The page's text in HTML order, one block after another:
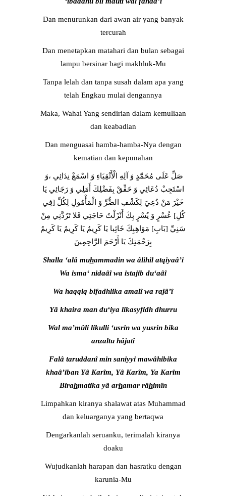
Dan menurunkan dari awan air yang banyak
tercurah
Dan menetapkan matahari dan bulan sebagai
lampu bersinar bagi makhluk-Mu
Tanpa lelah dan tanpa susah dalam apa yang
telah Engkau mulai dengannya
Maka, Wahai Yang sendirian dalam kemuliaan
dan keabadian
Dan menguasai hamba-hamba-Nya dengan
kematian dan kepunahan
اسْتَجِبْ دُعَائِي وَ حَقِّقْ بِفَضْلِكَ أَمَلِي وَ رَجَائِي يَا
خَيْرَ مَنْ دُعِيَ لِكَشْفِ الضُّرِّ وَ الْمَأْمُولِ لِكُلِّ [فِي
كُلِ‏] عُسْرٍ وَ يُسْرٍ بِكَ أَنْزَلْتُ حَاجَتِي فَلا تَرُدَّنِي مِنْ
سَنِيِّ [بَابِ‏] مَوَاهِبِكَ خَائِبا يَا كَرِيمُ يَا كَرِيمُ يَا كَرِيمُ
بِرَحْمَتِكَ يَا أَرْحَمَ الرَّاحِمِينَ
Shalla ‘alâ muhammadin wa âlihil atqiyaâ’i
Wa isma‘ nidaâî wa istajib du‘aâî
Wa haqqiq bifadhlika amalî wa rajâ’î
Yâ khaira man du‘iya likasyfidh dhurru
Wal ma’mûli likulli ‘usrin wa yusrin bika
anzaltu hâjatî
Falâ taruddanî min saniyyi mawâhibika
khaâ’iban Yâ Karîm, Yâ Karîm, Ya Karîm
Birahmatika yâ arhamar râhimîn
Limpahkan kiranya shalawat atas Muhammad
dan keluarganya yang bertaqwa
Dengarkanlah seruanku, terimalah kiranya
doaku
Wujudkanlah harapan dan hasratku dengan
karunia-Mu